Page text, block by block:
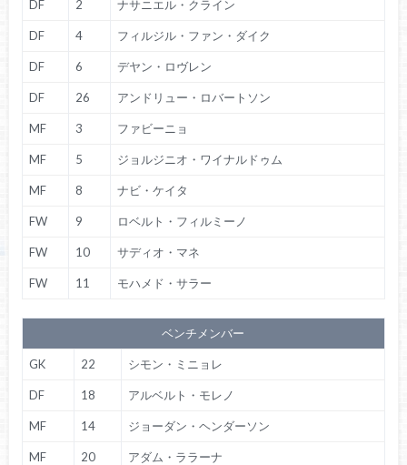
DF 2 ナサニエル・クライン
DF 4 フィルジル・ファン・ダイク
DF 6 デヤン・ロヴレン
DF 26 アンドリュー・ロバートソン
MF 3 ファビーニョ
MF 5 ジョルジニオ・ワイナルドゥム
MF 8 ナビ・ケイタ
FW 9 ロベルト・フィルミーノ
FW 10 サディオ・マネ
FW 11 モハメド・サラー
ベンチメンバー
GK 22 シモン・ミニョレ
DF 18 アルベルト・モレノ
MF 14 ジョーダン・ヘンダーソン
MF 20 アダム・ララーナ